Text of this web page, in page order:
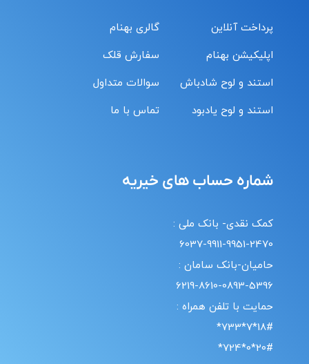
پرداخت آنلاین
اپلیکیشن بهنام
استند و لوح شادباش
استند و لوح یادبود
گالری بهنام
سفارش قلک
سوالات متداول
تماس با ما
شماره حساب های خیریه
کمک نقدی- بانک ملی :
6037-9911-9951-2470
حامیان-بانک سامان :
6219-8610-0893-5396
حمایت با تلفن همراه :
18#*7*733*
20#*0*724*